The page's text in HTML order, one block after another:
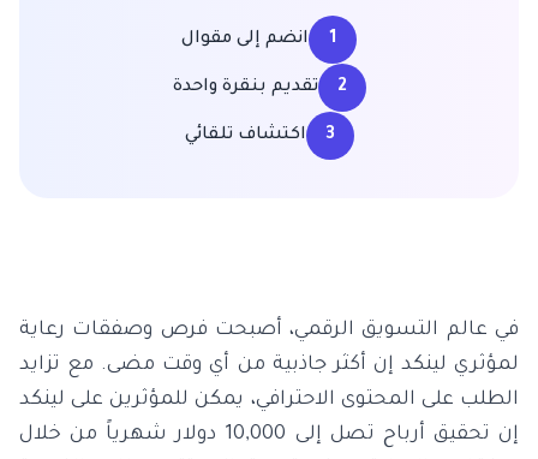
1 انضم إلى مقوال
2 تقديم بنقرة واحدة
3 اكتشاف تلقائي
في عالم التسويق الرقمي، أصبحت فرص وصفقات رعاية
لمؤثري لينكد إن أكثر جاذبية من أي وقت مضى. مع تزايد
الطلب على المحتوى الاحترافي، يمكن للمؤثرين على لينكد
إن تحقيق أرباح تصل إلى 10,000 دولار شهرياً من خلال